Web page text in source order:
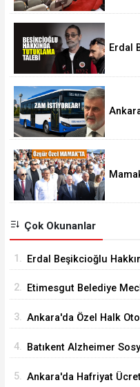
Erdal
Çok Okunanlar
1. Erdal Beşikcioğlu
2. Etimesgut Belediye
3. Ankara'da Özel Halk
4. Batıkent Alzheimer
5. Ankara'da Hafriyat